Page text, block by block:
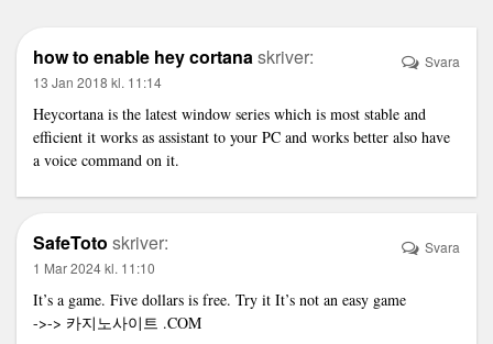
how to enable hey cortanaskriver:
13 Jan 2018 kl. 11:14
Heycortana is the latest window series which is most stable and
efficient it works as assistant to your PC and works better also have
a voice command on it.
Svara
SafeToto skriver:
1 Mar 2024 kl. 11:10
It’s a game. Five dollars is free. Try it It’s not an easy game
->-> 카지노사이트 .COM
Svara